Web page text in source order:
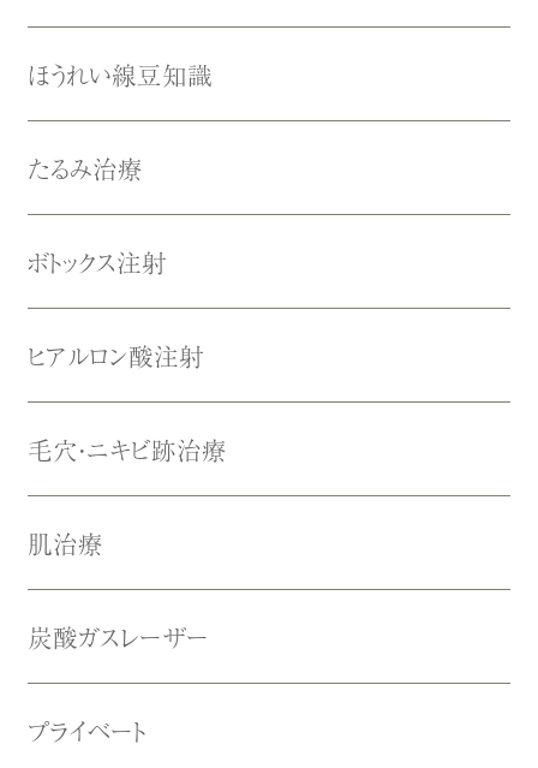
ほうれい線豆知識
たるみ治療
ボトックス注射
ヒアルロン酸注射
毛穴・ニキビ跡治療
肌治療
炭酸ガスレーザー
プライベート